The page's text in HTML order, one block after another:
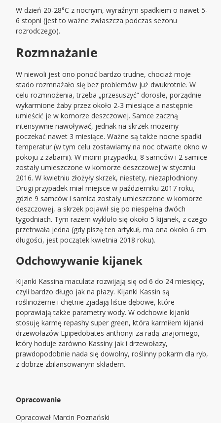
W dzień 20-28°C z nocnym, wyraźnym spadkiem o nawet 5-
6 stopni (jest to ważne zwłaszcza podczas sezonu
rozrodczego).
Rozmnażanie
W niewoli jest ono ponoć bardzo trudne, chociaż moje
stado rozmnażało się bez problemów już dwukrotnie. W
celu rozmnożenia, trzeba „przesuszyć” dorosłe, porządnie
wykarmione żaby przez około 2-3 miesiące a następnie
umieścić je w komorze deszczowej. Samce zaczną
intensywnie nawoływać, jednak na skrzek możemy
poczekać nawet 3 miesiące. Ważne są także nocne spadki
temperatur (w tym celu zostawiamy na noc otwarte okno w
pokoju z żabami). W moim przypadku, 8 samców i 2 samice
zostały umieszczone w komorze deszczowej w styczniu
2016. W kwietniu złożyły skrzek, niestety, niezapłodniony.
Drugi przypadek miał miejsce w październiku 2017 roku,
gdzie 9 samców i samica zostały umieszczone w komorze
deszczowej, a skrzek pojawił się po niespełna dwóch
tygodniach. Tym razem wykluło się około 5 kijanek, z czego
przetrwała jedna (gdy piszę ten artykuł, ma ona około 6 cm
długości, jest początek kwietnia 2018 roku).
Odchowywanie kijanek
Kijanki Kassina maculata rozwijają się od 6 do 24 miesięcy,
czyli bardzo długo jak na płazy. Kijanki Kassin są
roślinożerne i chętnie zjadają liście dębowe, które
poprawiają także parametry wody. W odchowie kijanki
stosuję karmę repashy super green, która karmiłem kijanki
drzewołazów Epipedobates anthonyi za radą znajomego,
który hoduje zarówno Kassiny jak i drzewołazy,
prawdopodobnie nada się dowolny, roślinny pokarm dla ryb,
z dobrze zbilansowanym składem.
Opracowanie
Opracował Marcin Poznański